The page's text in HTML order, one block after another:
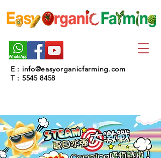
E : info@easyorganicfarming.com
T : 5545 8458